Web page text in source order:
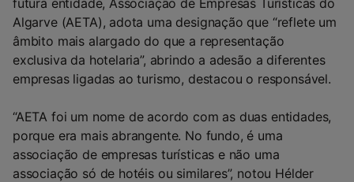
futura entidade, Associação de Empresas Turísticas do
Algarve (AETA), adota uma designação que “reflete um
âmbito mais alargado do que a representação
exclusiva da hotelaria”, abrindo a adesão a diferentes
empresas ligadas ao turismo, destacou o responsável.
“AETA foi um nome de acordo com as duas entidades,
porque era mais abrangente. No fundo, é uma
associação de empresas turísticas e não uma
associação só de hotéis ou similares”, notou Hélder